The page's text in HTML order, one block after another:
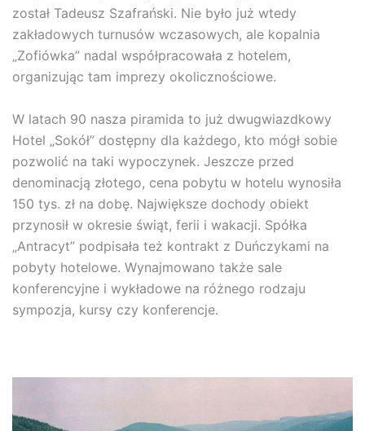
został Tadeusz Szafrański. Nie było już wtedy
zakładowych turnusów wczasowych, ale kopalnia
„Zofiówka” nadal współpracowała z hotelem,
organizując tam imprezy okolicznościowe.
W latach 90 nasza piramida to już dwugwiazdkowy
Hotel „Sokół” dostępny dla każdego, kto mógł sobie
pozwolić na taki wypoczynek. Jeszcze przed
denominacją złotego, cena pobytu w hotelu wynosiła
150 tys. zł na dobę. Największe dochody obiekt
przynosił w okresie świąt, ferii i wakacji. Spółka
„Antracyt” podpisała też kontrakt z Duńczykami na
pobyty hotelowe. Wynajmowano także sale
konferencyjne i wykładowe na różnego rodzaju
sympozja, kursy czy konferencje.